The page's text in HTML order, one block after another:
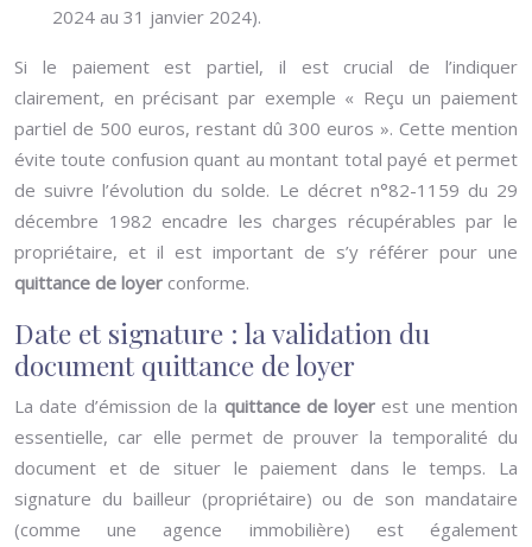
2024 au 31 janvier 2024).
Si le paiement est partiel, il est crucial de l’indiquer
clairement, en précisant par exemple « Reçu un paiement
partiel de 500 euros, restant dû 300 euros ». Cette mention
évite toute confusion quant au montant total payé et permet
de suivre l’évolution du solde. Le décret n°82-1159 du 29
décembre 1982 encadre les charges récupérables par le
propriétaire, et il est important de s’y référer pour une
quittance de loyer conforme.
Date et signature : la validation du
document quittance de loyer
La date d’émission de la quittance de loyer est une mention
essentielle, car elle permet de prouver la temporalité du
document et de situer le paiement dans le temps. La
signature du bailleur (propriétaire) ou de son mandataire
(comme une agence immobilière) est également